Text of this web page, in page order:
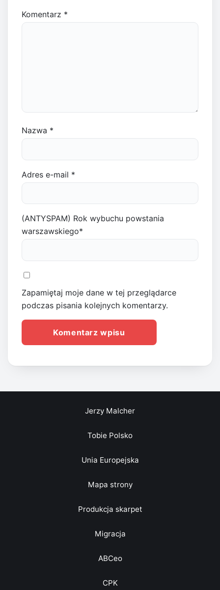
Komentarz *
Nazwa *
Adres e-mail *
(ANTYSPAM) Rok wybuchu powstania
warszawskiego*
Zapamiętaj moje dane w tej przeglądarce
podczas pisania kolejnych komentarzy.
Jerzy Malcher
Tobie Polsko
Unia Europejska
Mapa strony
Produkcja skarpet
Migracja
ABCeo
CPK